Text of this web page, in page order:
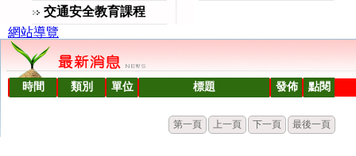
交通安全教育課程
網站導覽
時間 類別 單位 標題 發佈 點閱
第一頁 上一頁 下一頁 最後一頁